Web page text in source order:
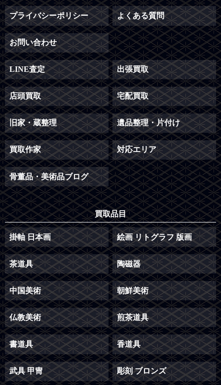
プライバシーポリシー よくある質問
お問い合わせ
LINE査定 出張買取
店頭買取 宅配買取
旧家・蔵整理 遺品整理・片付け
買取作家 対応エリア
骨董品・美術品ブログ
買取品目
掛軸 日本画 絵画 リトグラフ 版画
茶道具 陶磁器
中国美術 朝鮮美術
仏教美術 煎茶道具
書道具 香道具
武具 甲冑 彫刻 ブロンズ